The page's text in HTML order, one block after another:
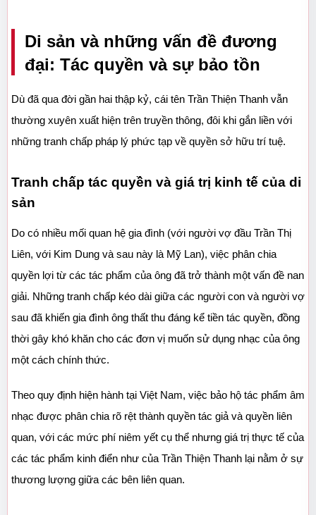
Di sản và những vấn đề đương
đại: Tác quyền và sự bảo tồn
Dù đã qua đời gần hai thập kỷ, cái tên Trần Thiện Thanh vẫn
thường xuyên xuất hiện trên truyền thông, đôi khi gắn liền với
những tranh chấp pháp lý phức tạp về quyền sở hữu trí tuệ.
Tranh chấp tác quyền và giá trị kinh tế của di
sản
Do có nhiều mối quan hệ gia đình (với người vợ đầu Trần Thị
Liên, với Kim Dung và sau này là Mỹ Lan), việc phân chia
quyền lợi từ các tác phẩm của ông đã trở thành một vấn đề nan
giải. Những tranh chấp kéo dài giữa các người con và người vợ
sau đã khiến gia đình ông thất thu đáng kể tiền tác quyền, đồng
thời gây khó khăn cho các đơn vị muốn sử dụng nhạc của ông
một cách chính thức.
Theo quy định hiện hành tại Việt Nam, việc bảo hộ tác phẩm âm
nhạc được phân chia rõ rệt thành quyền tác giả và quyền liên
quan, với các mức phí niêm yết cụ thể nhưng giá trị thực tế của
các tác phẩm kinh điển như của Trần Thiện Thanh lại nằm ở sự
thương lượng giữa các bên liên quan.